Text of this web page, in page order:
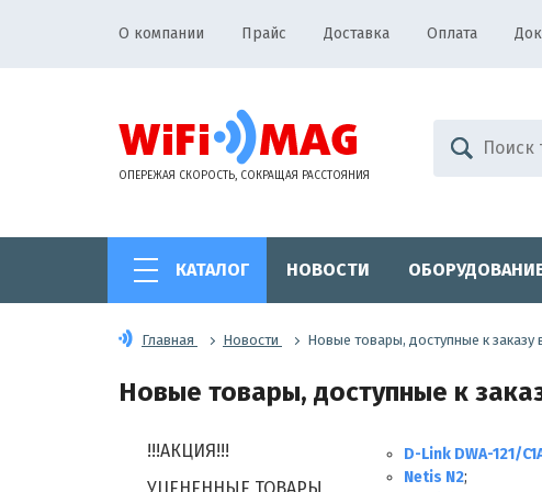
О компании Прайс Доставка Оплата
ОПЕРЕЖАЯ СКОРОСТЬ, СОКРАЩАЯ РАССТОЯНИЯ
КАТАЛОГ НОВОСТИ
Главная Новости Новые товары, доступные к заказу
Новые товары, доступные к
D-Link DWA-121/
Netis N2;
!!!АКЦИЯ!!!
УЦЕНЕННЫЕ ТОВАРЫ